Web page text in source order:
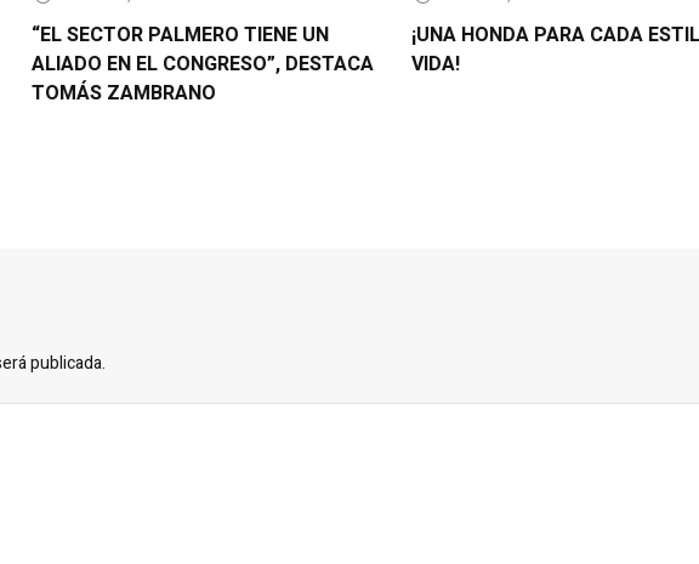
“EL SECTOR PALMERO TIENE UN
ALIADO EN EL CONGRESO”, DESTACA
TOMÁS ZAMBRANO
¡UNA HONDA PARA CADA
VIDA!
publicada.